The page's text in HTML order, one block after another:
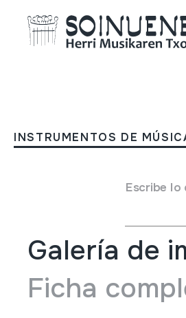
INSTRUMENTOS DE
Escribe lo
Waltz
Pérez Loriano, Agustín
Galería de
Ficha